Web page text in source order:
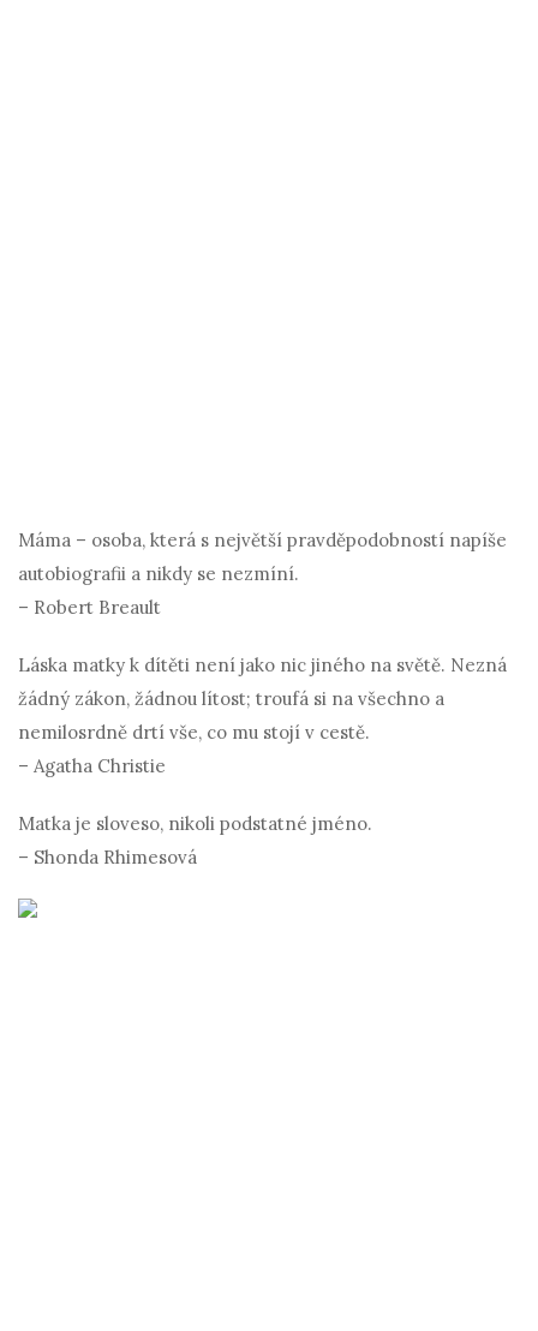
Máma – osoba, která s největší pravděpodobností napíše
autobiografii a nikdy se nezmíní.
– Robert Breault
Láska matky k dítěti není jako nic jiného na světě. Nezná
žádný zákon, žádnou lítost; troufá si na všechno a
nemilosrdně drtí vše, co mu stojí v cestě.
– Agatha Christie
Matka je sloveso, nikoli podstatné jméno.
– Shonda Rhimesová